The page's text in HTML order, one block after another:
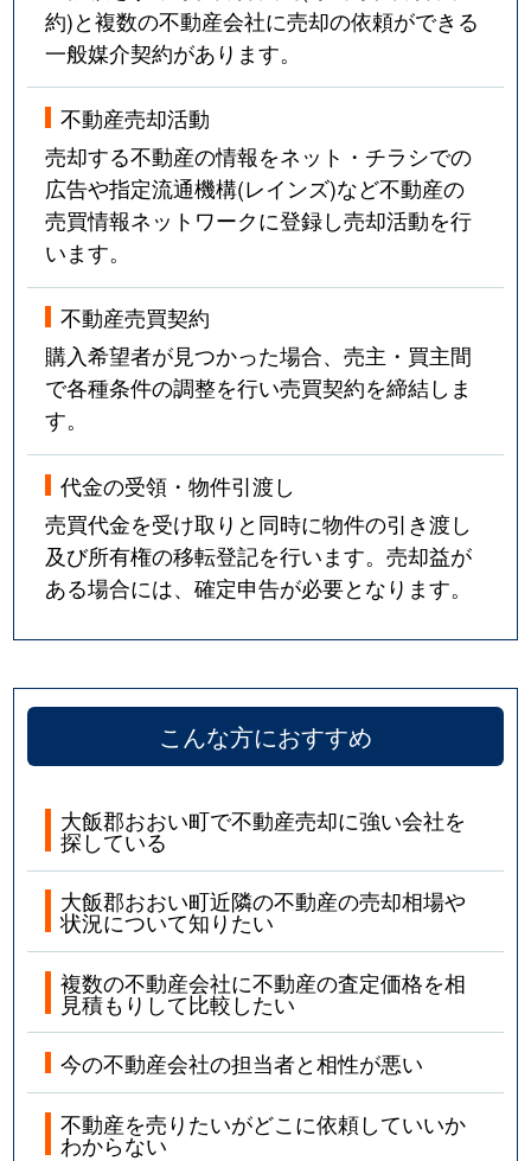
約)と複数の不動産会社に売却の依頼ができる
一般媒介契約があります。
不動産売却活動
売却する不動産の情報をネット・チラシでの
広告や指定流通機構(レインズ)など不動産の
売買情報ネットワークに登録し売却活動を行
います。
不動産売買契約
購入希望者が見つかった場合、売主・買主間
で各種条件の調整を行い売買契約を締結しま
す。
代金の受領・物件引渡し
売買代金を受け取りと同時に物件の引き渡し
及び所有権の移転登記を行います。売却益が
ある場合には、確定申告が必要となります。
こんな方におすすめ
大飯郡おおい町で不動産売却に強い会社を
探している
大飯郡おおい町近隣の不動産の売却相場や
状況について知りたい
複数の不動産会社に不動産の査定価格を相
見積もりして比較したい
今の不動産会社の担当者と相性が悪い
不動産を売りたいがどこに依頼していいか
わからない